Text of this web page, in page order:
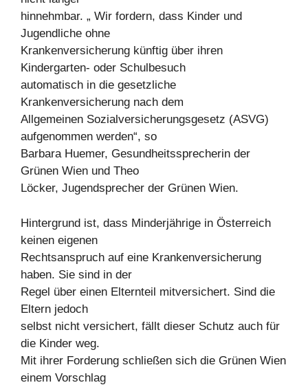
hinnehmbar. „ Wir fordern, dass Kinder und
Jugendliche ohne
Krankenversicherung künftig über ihren
Kindergarten- oder Schulbesuch
automatisch in die gesetzliche
Krankenversicherung nach dem
Allgemeinen Sozialversicherungsgesetz (ASVG)
aufgenommen werden“, so
Barbara Huemer, Gesundheitssprecherin der
Grünen Wien und Theo
Löcker, Jugendsprecher der Grünen Wien.
Hintergrund ist, dass Minderjährige in Österreich
keinen eigenen
Rechtsanspruch auf eine Krankenversicherung
haben. Sie sind in der
Regel über einen Elternteil mitversichert. Sind die
Eltern jedoch
selbst nicht versichert, fällt dieser Schutz auch für
die Kinder weg.
Mit ihrer Forderung schließen sich die Grünen Wien
einem Vorschlag